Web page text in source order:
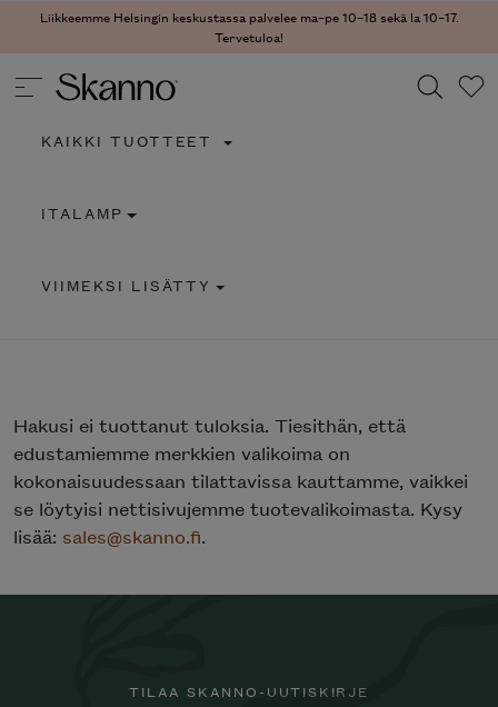
Liikkeemme Helsingin keskustassa palvelee ma–pe 10–18 sekä la 10–17.
Tervetuloa!
Type 2 or more characters for results.
KAIKKI TUOTTEET
ITALAMP
VIIMEKSI LISÄTTY
Hakusi ei tuottanut tuloksia. Tiesithän, että
edustamiemme merkkien valikoima on
kokonaisuudessaan tilattavissa kauttamme, vaikkei
se löytyisi nettisivujemme tuotevalikoimasta. Kysy
lisää: sales@skanno.fi.
TILAA SKANNO-UUTISKIRJE